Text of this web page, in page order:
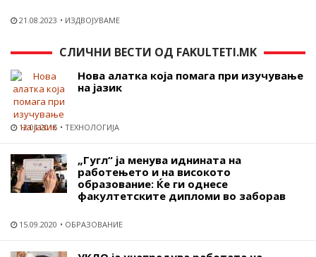
21.08.2023 ИЗДВОЈУВАМЕ
СЛИЧНИ ВЕСТИ ОД FAKULTETI.MK
Нова алатка која помага при изучување
на јазик
12.01.2015 ТЕХНОЛОГИЈА
„Гугл“ ја менува иднината на
работењето и на високото
образование: Ќе ги однесе
факултетските дипломи во заборав
15.09.2020 ОБРАЗОВАНИЕ